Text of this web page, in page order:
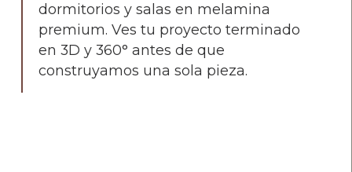
dormitorios y salas en melamina
premium. Ves tu proyecto terminado
en 3D y 360° antes de que
construyamos una sola pieza.